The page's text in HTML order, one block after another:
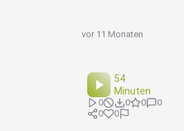
vor 11 Monaten
54
Minuten
0 0 0
0
0
0